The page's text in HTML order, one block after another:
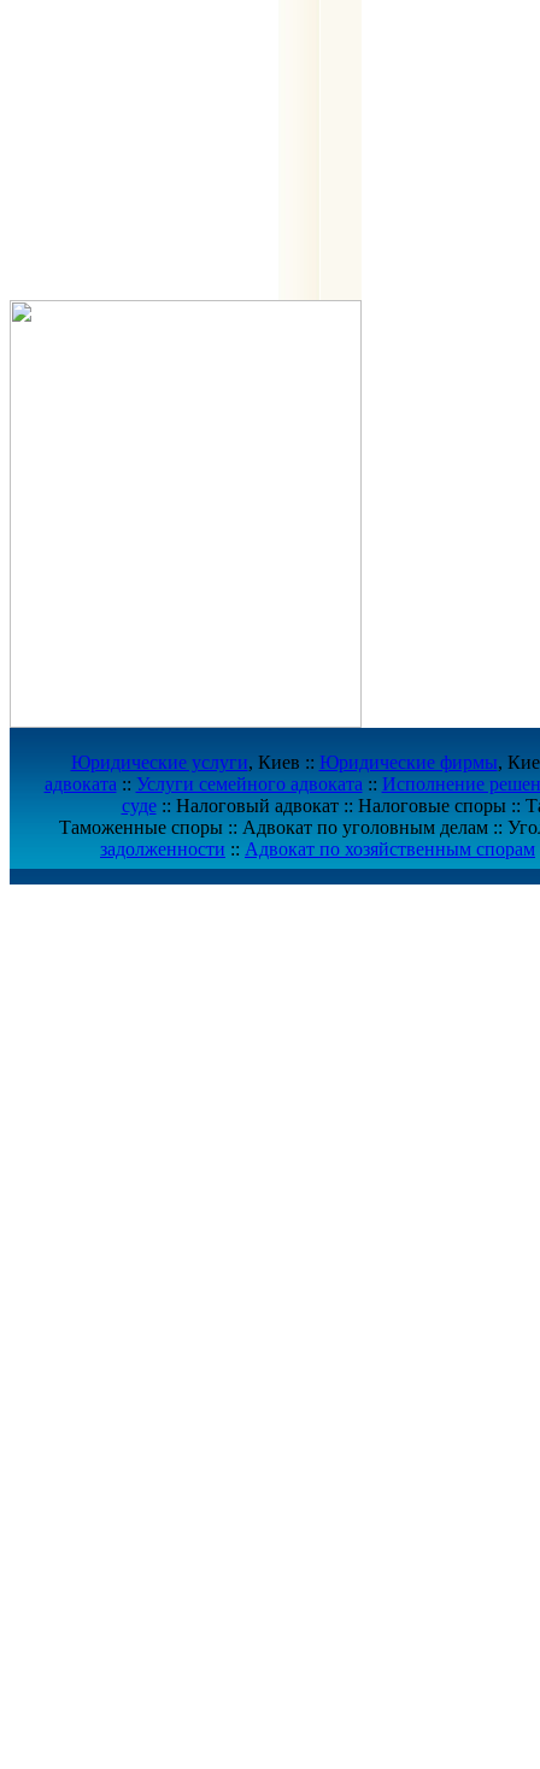
Юридические услуги, Киев :: Юридические фирмы,
адвоката :: Услуги семейного адвоката :: Исполнение
суде:: Налоговый адвокат :: Налоговые споры ::
Таможенные споры :: Адвокат по уголовным делам ::
задолженности :: Адвокат по хозяйственным спорам